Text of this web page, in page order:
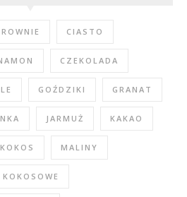
CIASTO
CZEKOLADA
GOŹDZIKI GRANAT
JARMUŻ KAKAO
KOKOS MALINY